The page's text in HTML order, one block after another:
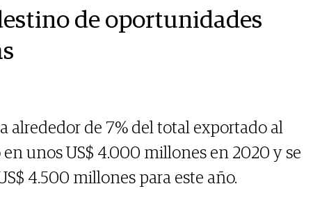
de oportunidades
alrededor de 7% del total exportado al
unos US$ 4.000 millones en 2020 y se
4.500 millones para este año.